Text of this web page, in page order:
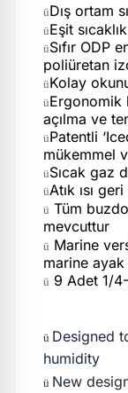
üDış ortam
üEşit
üSıfır ODP
poliüretan
üKolay
üErgonomik
açılma ve
üPatentli
mükemmel
üSıcak gaz
üAtık ısı
ü Tüm
mevcuttur
ü Marine
marine
ü 9 Adet 1/
ü Designed
humidity
ü New